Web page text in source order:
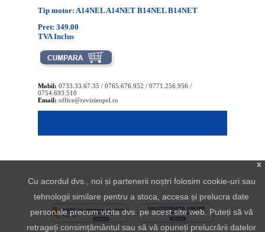
Tip motor: A14NEL A14NET B14NEL B14NET
Pret: 349.00
TVA Inclus
Mobil: 0733.33.67.35 / 0765.676.952 / 0771.256.956 /
0754.693.510
Email: office@revizieopel.ro
x
Cu acordul dvs., noi și partenerii noștri folosim cookie-uri sau
tehnologii similare pentru a stoca, accesa și prelucra date
personale precum vizita dvs. pe acest site web. Puteți să vă
retrageți consimțământul sau să vă opuneți prelucrării datelor